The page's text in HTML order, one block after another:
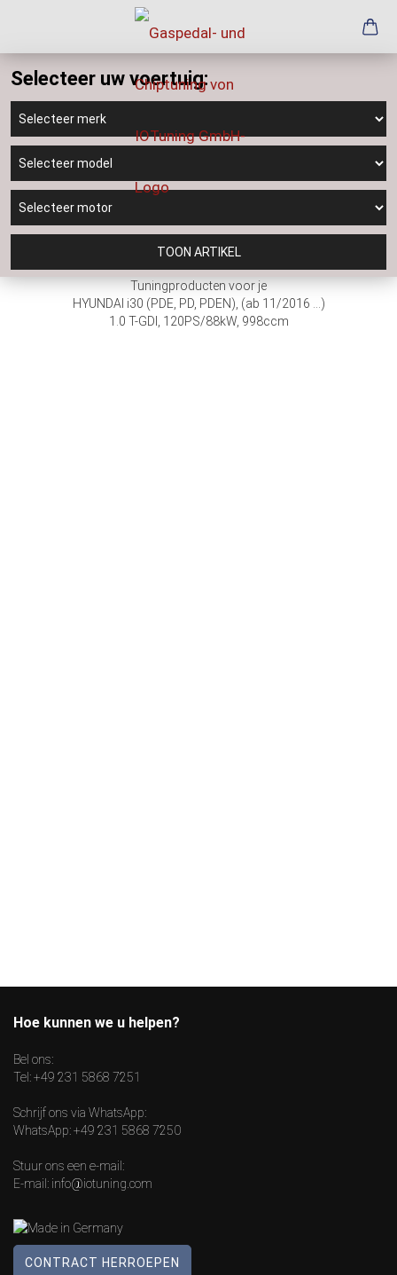
Selecteer uw voertuig:
TOON ARTIKEL
Tuningproducten voor je
HYUNDAI i30 (PDE, PD, PDEN), (ab 11/2016 ...)
1.0 T-GDI, 120PS/88kW, 998ccm
Hoe kunnen we u helpen?
Bel ons:
Tel:+49 231 5868 7251
Schrijf ons via WhatsApp:
WhatsApp:+49 231 5868 7250
Stuur ons een e-mail:
E-mail: info@iotuning.com
CONTRACT HERROEPEN